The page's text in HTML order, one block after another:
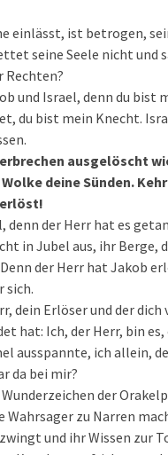
einlässt, ist betrogen,
seine Seele nicht und
Rechten?
und Israel, denn du bist
du bist mein Knecht.
ausgelöscht
deine Sünden.
erlöst!
denn der Herr hat es
in Jubel aus, ihr Berge,
der Herr hat Jakob
sich.
dein Erlöser und der dich
hat: Ich, der Herr, bin es,
ausspannte, ich allein,
da bei mir?
Wunderzeichen der
Wahrsager zu Narren
und ihr Wissen zur